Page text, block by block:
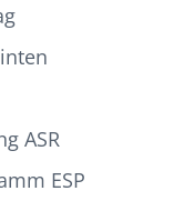
ASR
ESP